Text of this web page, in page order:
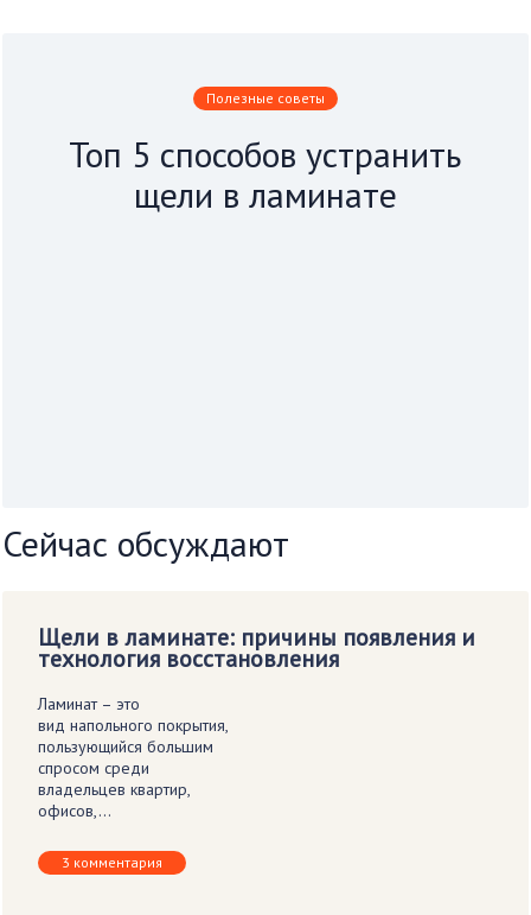
Полезные советы
Топ 5 способов устранить
щели в ламинате
Сейчас обсуждают
Щели в ламинате: причины появления и
технология восстановления
Ламинат – это
вид напольного покрытия,
пользующийся большим
спросом среди
владельцев квартир,
офисов,…
3 комментария